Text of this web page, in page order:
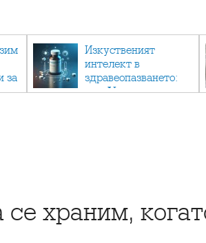
за
Изкуственият
интелект в
здравеопазването:
как AI променя
се храним,